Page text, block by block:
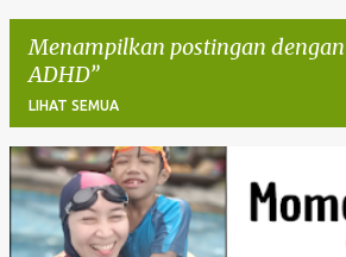
Menampilkan postingan
ADHD
LIHAT SEMUA
P
o